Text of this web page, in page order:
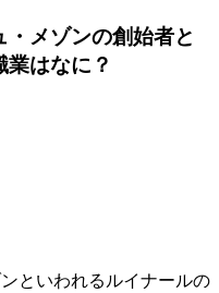
メゾンの創始者と
はなに？
といわれるルイナールの